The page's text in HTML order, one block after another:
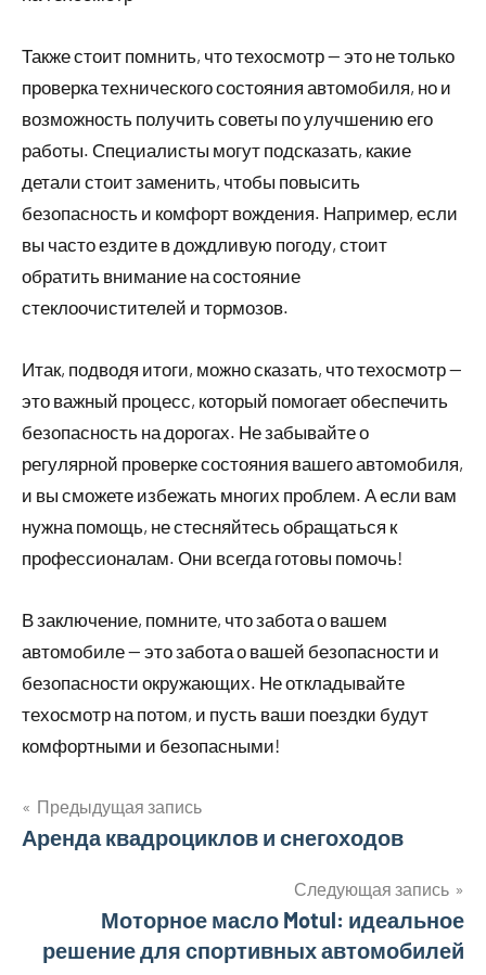
Также стоит помнить, что техосмотр — это не только
проверка технического состояния автомобиля, но и
возможность получить советы по улучшению его
работы. Специалисты могут подсказать, какие
детали стоит заменить, чтобы повысить
безопасность и комфорт вождения. Например, если
вы часто ездите в дождливую погоду, стоит
обратить внимание на состояние
стеклоочистителей и тормозов.
Итак, подводя итоги, можно сказать, что техосмотр —
это важный процесс, который помогает обеспечить
безопасность на дорогах. Не забывайте о
регулярной проверке состояния вашего автомобиля,
и вы сможете избежать многих проблем. А если вам
нужна помощь, не стесняйтесь обращаться к
профессионалам. Они всегда готовы помочь!
В заключение, помните, что забота о вашем
автомобиле — это забота о вашей безопасности и
безопасности окружающих. Не откладывайте
техосмотр на потом, и пусть ваши поездки будут
комфортными и безопасными!
Навигация
записям
Предыдущая запись
Аренда квадроциклов и снегоходов
Следующая запись
Моторное масло Motul: идеальное
решение для спортивных автомобилей